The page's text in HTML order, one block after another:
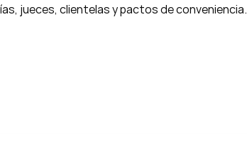
jueces, clientelas y pactos de conveniencia.